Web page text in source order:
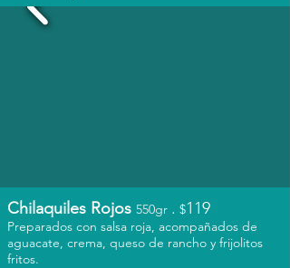
Chilaquiles Rojos 550gr . $119
Preparados con salsa roja, acompañados de
aguacate, crema, queso de rancho y frijolitos
fritos.